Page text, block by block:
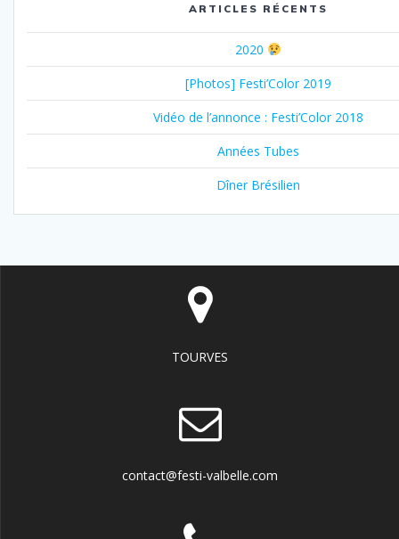
ARTICLES RÉCENTS
2020
[Photos] Festi’Color 2019
Vidéo de l’annonce : Festi’Color 2018
Années Tubes
Dîner Brésilien
TOURVES
contact@festi-valbelle.com